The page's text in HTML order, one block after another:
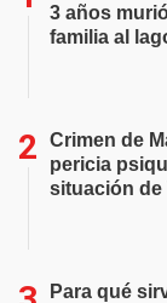
3 años
familia al
Crimen de
pericia
situación de
Para qué